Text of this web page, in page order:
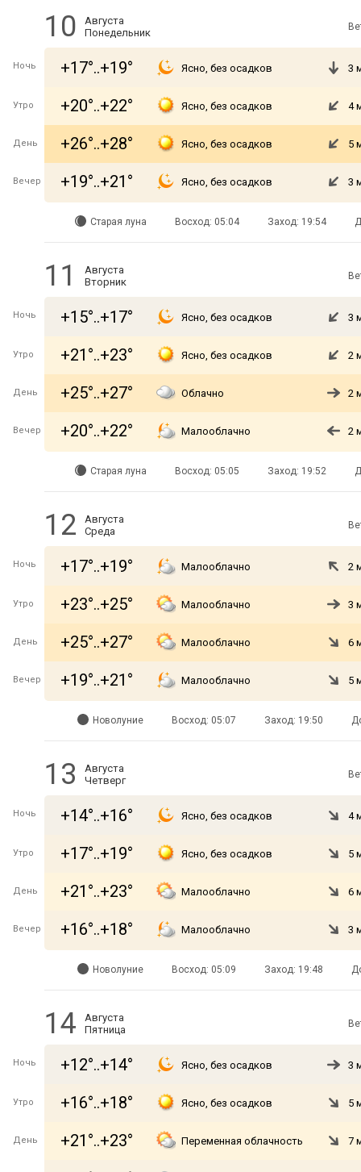
10
Августа
Понедельник
Ночь +17°..+19° Ясно, без осадков 3
Утро +20°..+22° Ясно, без осадков 4
День +26°..+28° Ясно, без осадков 5
Вечер +19°..+21° Ясно, без осадков 3
Старая луна Восход: 05:04 Заход: 19:54
11
Августа
Вторник
Ночь +15°..+17° Ясно, без осадков 3
Утро +21°..+23° Ясно, без осадков 2
День +25°..+27° Облачно 2
Вечер +20°..+22° Малооблачно 2
Старая луна Восход: 05:05 Заход: 19:52
12
Августа
Среда
Ночь +17°..+19° Малооблачно 2
Утро +23°..+25° Малооблачно 3
День +25°..+27° Малооблачно 6
Вечер +19°..+21° Малооблачно 5
Новолуние Восход: 05:07 Заход: 19:50
13
Августа
Четверг
Ночь +14°..+16° Ясно, без осадков 4
Утро +17°..+19° Ясно, без осадков 5
День +21°..+23° Малооблачно 6
Вечер +16°..+18° Малооблачно 3
Новолуние Восход: 05:09 Заход: 19:48
14
Августа
Пятница
Ночь +12°..+14° Ясно, без осадков 3
Утро +16°..+18° Ясно, без осадков 5
День +21°..+23° Переменная облачность 7